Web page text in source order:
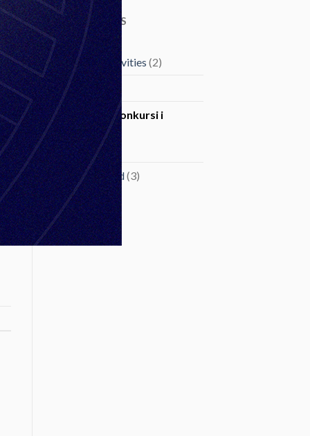
CATEGORIES
Company Activities (2)
Exhibitions(4)
Obavijesti, Konkursi i
Tenderi
(17)
Uncategorized(3)